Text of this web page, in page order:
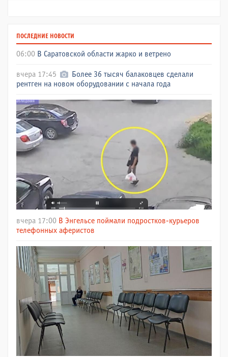
ПОСЛЕДНИЕ НОВОСТИ
06:00 В Саратовской области жарко и ветрено
вчера 17:45
Более 36 тысяч балаковцев сделали
рентген на новом оборудовании с начала года
вчера 17:00 В Энгельсе поймали подростков-курьеров
телефонных аферистов